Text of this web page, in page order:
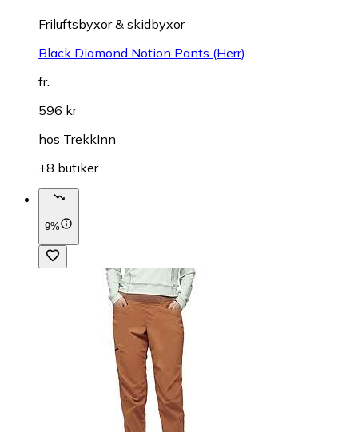
Friluftsbyxor & skidbyxor
Black Diamond Notion Pants (Herr)
fr.
596 kr
hos TrekkInn
+8 butiker
9%